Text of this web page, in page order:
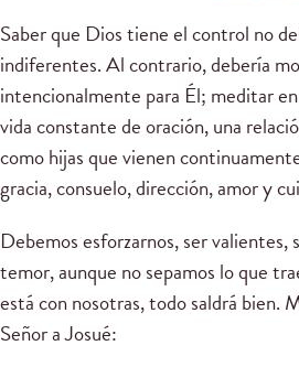
Saber que Dios tiene el control no
indiferentes. Al contrario, debería
intencionalmente para Él; meditar
vida constante de oración, una
como hijas que vienen
gracia, consuelo, dirección, amor y
Debemos esforzarnos, ser valientes,
temor, aunque no sepamos lo que
está con nosotras, todo saldrá bien.
Señor a Josué: